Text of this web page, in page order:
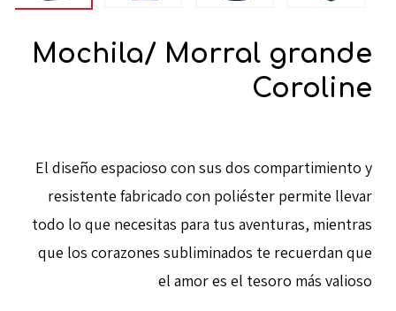
Mochila/ Morral grande
Coroline
El diseño espacioso con sus dos compartimiento y
resistente fabricado con poliéster permite llevar
todo lo que necesitas para tus aventuras, mientras
que los corazones subliminados te recuerdan que
el amor es el tesoro más valioso